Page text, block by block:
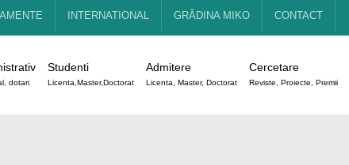
INTERNATIONAL GRĂDINA MIKO CONTACT
dotari
Studenti
Licenta,Master,Doctorat
Admitere
Licenta, Master, Doctorat
Cercetare
Reviste, Proiecte, Premii